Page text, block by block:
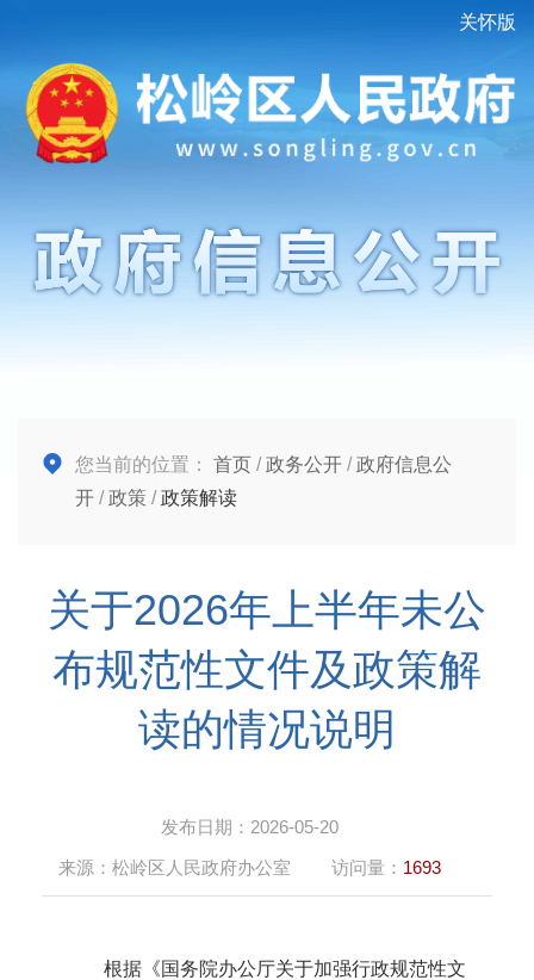
关怀版
您当前的位置： 首页 /政务公开 /政府信息公
开 /政策 /政策解读
关于2026年上半年未公
布规范性文件及政策解
读的情况说明
发布日期： 2026-05-20
来源： 松岭区人民政府办公室 访问量： 1693
根据《国务院办公厅关于加强行政规范性文